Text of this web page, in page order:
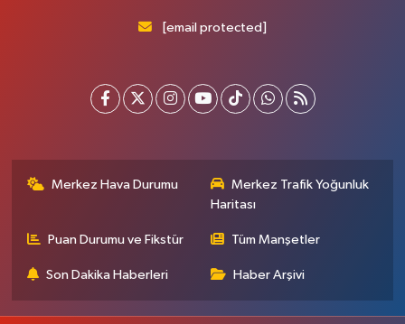
[email protected]
Merkez Hava Durumu
Merkez Trafik Yoğunluk
Haritası
Puan Durumu ve Fikstür Tüm Manşetler
Son Dakika Haberleri Haber Arşivi